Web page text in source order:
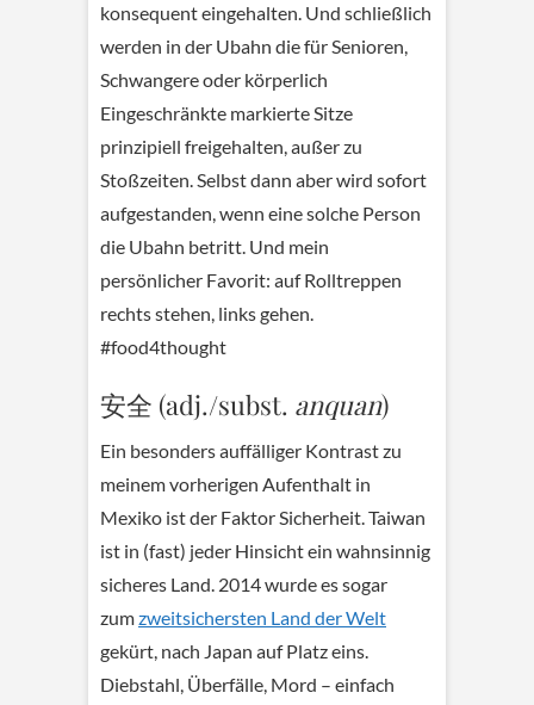
konsequent eingehalten. Und schließlich
werden in der Ubahn die für Senioren,
Schwangere oder körperlich
Eingeschränkte markierte Sitze
prinzipiell freigehalten, außer zu
Stoßzeiten. Selbst dann aber wird sofort
aufgestanden, wenn eine solche Person
die Ubahn betritt. Und mein
persönlicher Favorit: auf Rolltreppen
rechts stehen, links gehen.
#food4thought
安全 (adj./subst. anquan)
Ein besonders auffälliger Kontrast zu
meinem vorherigen Aufenthalt in
Mexiko ist der Faktor Sicherheit. Taiwan
ist in (fast) jeder Hinsicht ein wahnsinnig
sicheres Land. 2014 wurde es sogar
zumzweitsichersten Land der Welt
gekürt, nach Japan auf Platz eins.
Diebstahl, Überfälle, Mord – einfach